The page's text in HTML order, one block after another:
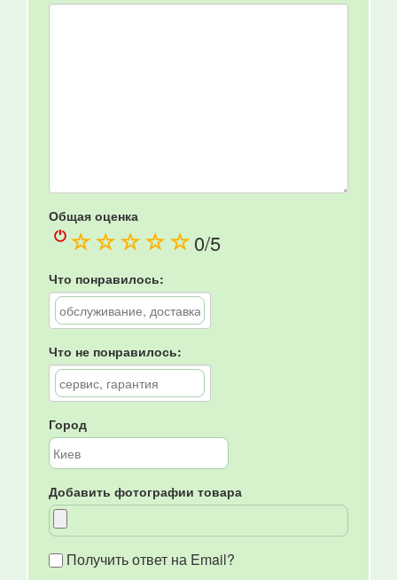
Общая оценка
(
(
(
(
(
0/5
Что понравилось:
Что не понравилось:
Город
Добавить фотографии товара
Получить ответ на Email?